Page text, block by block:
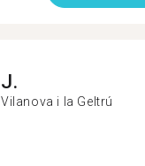
J.
Vilanova i la Geltrú